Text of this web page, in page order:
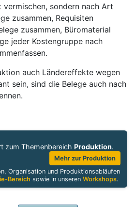
vermischen, sondern nach Art
zusammen, Requisiten
zusammen, Büromaterial
jeder Kostengruppe nach
auch Ländereffekte wegen
sein, sind die Belege auch nach
zum Themenbereich Produktion.
Mehr zur Produktion
Organisation und Produktionsabläufen
Bereich sowie in unserenWorkshops.